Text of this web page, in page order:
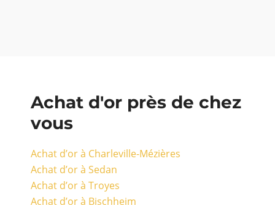
Achat d'or près de chez
vous
Achat d’or à Charleville-Mézières
Achat d’or à Sedan
Achat d’or à Troyes
Achat d’or à Bischheim